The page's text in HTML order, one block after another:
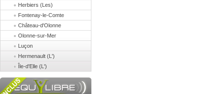
Herbiers (Les)
Fontenay-le-Comte
Château-d'Olonne
Olonne-sur-Mer
Luçon
Hermenault (L')
Île-d'Elle (L')